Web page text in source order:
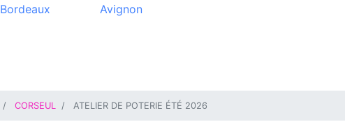
Bordeaux
Avignon
CORSEUL ATELIER DE POTERIE ÉTÉ 2026